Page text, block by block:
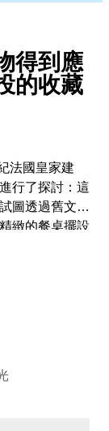
得到應
的收藏
法國皇家建
行了探討：這
圖透過舊文件
緻的餐桌擺設
趣。 隨後
代的裝飾品有
領他來到了
新鮮出爐的蛋
工作充滿熱
擁有這樣的收